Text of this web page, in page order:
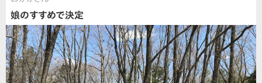
娘のすすめで決定